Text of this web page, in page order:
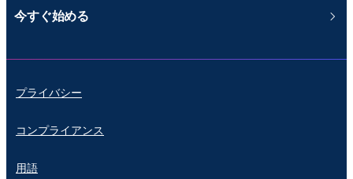
今すぐ始める
プライバシー
コンプライアンス
用語